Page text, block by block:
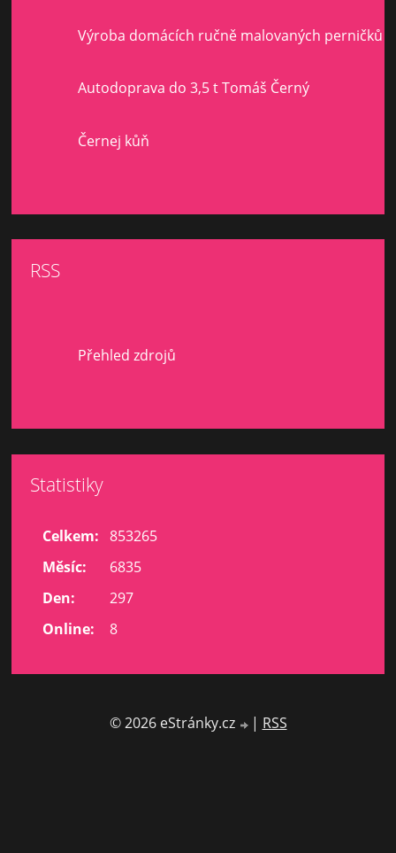
Výroba domácích ručně malovaných perničků
Autodoprava do 3,5 t Tomáš Černý
Černej kůň
RSS
Přehled zdrojů
Statistiky
Online: 8
Celkem: 853265
Měsíc:
6835
Den:
297
© 2026 eStránky.cz | RSS